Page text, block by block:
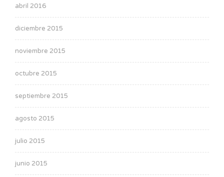
abril 2016
diciembre 2015
noviembre 2015
octubre 2015
septiembre 2015
agosto 2015
julio 2015
junio 2015